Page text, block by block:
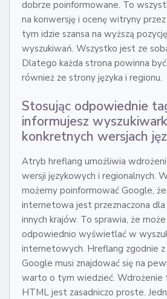
dobrze poinformowane. To
na konwersję i ocenę witryny
tym idzie szansa na wyższą
wyszukiwań. Wszystko jest ze
Dlatego każda strona powinna
również ze strony języka i regionu.
Stosując odpowiednie
informujesz
konkretnych wersjach
Atryb hreflang umożliwia
wersji językowych i regionalnych.
możemy poinformować Google,
internetowa jest przeznaczona
innych krajów. To sprawia, że
odpowiednio wyświetlać w
internetowych. Hreflang zgodnie
Google musi znajdować się na
warto o tym wiedzieć.
HTML jest zasadniczo proste.